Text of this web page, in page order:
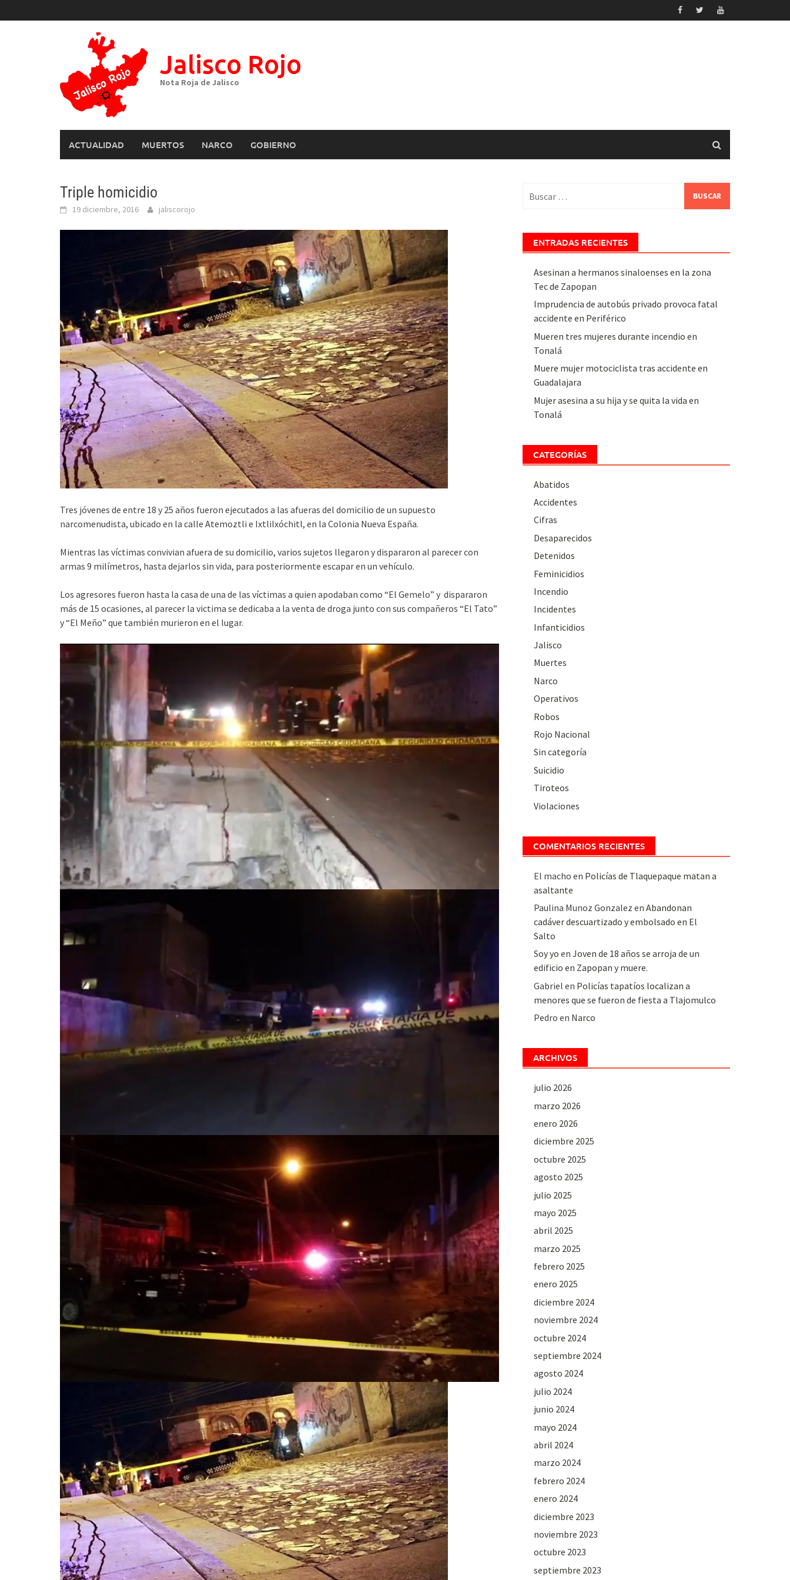
to
Jalisco Rojo
Nota Roja de Jalisco
ACTUALIDAD MUERTOS NARCO GOBIERNO
Triple homicidio
19 diciembre, 2016 jaliscorojo
Tres jóvenes de entre 18 y 25 años fueron ejecutados a las afueras del domicilio de un supuesto
narcomenudista, ubicado en la calle Atemoztli e Ixtlilxóchitl, en la Colonia Nueva España.
Mientras las víctimas convivian afuera de su domicilio, varios sujetos llegaron y dispararon al parecer con
armas 9 milímetros, hasta dejarlos sin vida, para posteriormente escapar en un vehículo.
Los agresores fueron hasta la casa de una de las víctimas a quien apodaban como “El Gemelo” y dispararon
más de 15 ocasiones, al parecer la victima se dedicaba a la venta de droga junto con sus compañeros “El Tato”
y “El Meño” que también murieron en el lugar.
ENTRADAS RECIENTES
Asesinan a hermanos sinaloenses en la zona
Tec de Zapopan
Imprudencia de autobús privado provoca fatal
accidente en Periférico
Mueren tres mujeres durante incendio en
Tonalá
Muere mujer motociclista tras accidente en
Guadalajara
Mujer asesina a su hija y se quita la vida en
Tonalá
CATEGORÍAS
Abatidos
Accidentes
Cifras
Desaparecidos
Detenidos
Feminicidios
Incendio
Incidentes
Infanticidios
Jalisco
Muertes
Narco
Operativos
Robos
Rojo Nacional
Sin categoría
Suicidio
Tiroteos
Violaciones
COMENTARIOS RECIENTES
El macho en Policías de Tlaquepaque matan a
asaltante
Paulina Munoz Gonzalez en Abandonan
cadáver descuartizado y embolsado en El
Salto
Soy yo en Joven de 18 años se arroja de un
edificio en Zapopan y muere.
Gabriel en Policías tapatíos localizan a
menores que se fueron de fiesta a Tlajomulco
Pedro en Narco
ARCHIVOS
julio 2026
marzo 2026
enero 2026
diciembre 2025
octubre 2025
agosto 2025
julio 2025
mayo 2025
abril 2025
marzo 2025
febrero 2025
enero 2025
diciembre 2024
noviembre 2024
octubre 2024
septiembre 2024
agosto 2024
julio 2024
junio 2024
mayo 2024
abril 2024
marzo 2024
febrero 2024
enero 2024
diciembre 2023
noviembre 2023
octubre 2023
septiembre 2023